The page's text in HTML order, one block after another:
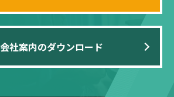
会社案内のダウンロード